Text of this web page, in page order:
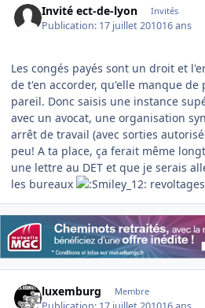
Invité ect-de-lyon Invités
Publication: 17 juillet 201016 ans
Les congés payés sont un droit et
de t'en accorder, qu'elle manque de
pareil. Donc saisis une instance
avec un avocat, une organisation
arrêt de travail (avec sorties
peu! A ta place, ça ferait même
une lettre au DET et que je serais
les bureaux
revoltages
luxemburg Membre